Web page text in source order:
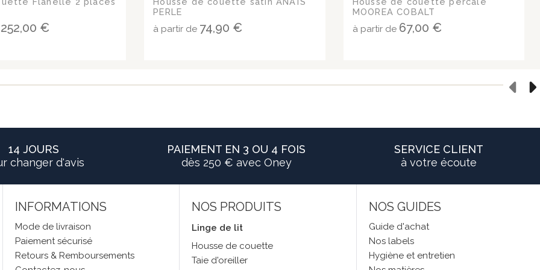
252,00 €
PERLE
à partir de 74,90 €
MOOREA COBALT
à partir de 67,00 €
14 JOURS
changer d'avis
PAIEMENT EN 3 OU 4 FOIS
dès 250 € avec Oney
SERVICE CLIENT
à votre écoute
INFORMATIONS
Mode de livraison
Paiement sécurisé
Retours & Remboursements
NOS PRODUITS
Linge de lit
Housse de couette
Taie d'oreiller
NOS GUIDES
Guide d'achat
Nos labels
Hygiène et entretien